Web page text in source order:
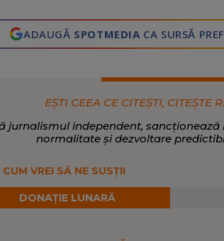
ADAUGĂ SPOTMEDIA CA SURSĂ
EȘTI CEEA CE CITEȘTI, CITEȘTE
jurnalismul independent,
normalitate și dezvoltare
CUM VREI SĂ NE SUSȚII
DONAȚIE LUNARĂ